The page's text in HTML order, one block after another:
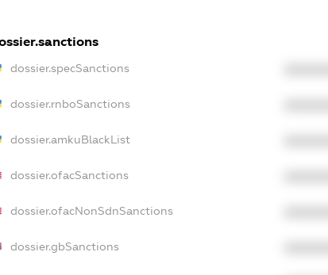
dossier.specSanctions
dossier.rnboSanctions
dossier.amkuBlackList
dossier.ofacSanctions
dossier.ofacNonSdnSanctions
dossier.gbSanctions